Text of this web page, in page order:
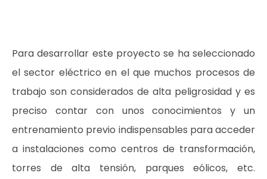
Para desarrollar este proyecto se ha seleccionado
el sector eléctrico en el que muchos procesos de
trabajo son considerados de alta peligrosidad y es
preciso contar con unos conocimientos y un
entrenamiento previo indispensables para acceder
a instalaciones como centros de transformación,
torres de alta tensión, parques eólicos, etc.